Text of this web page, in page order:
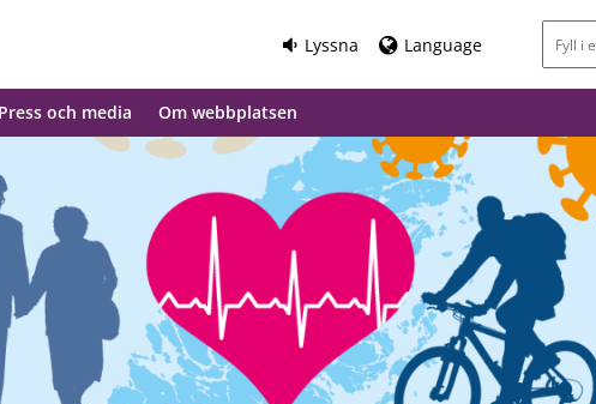
Lyssna Language
Press och media Om webbplatsen